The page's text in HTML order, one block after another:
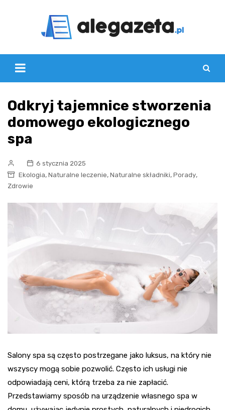
Odkryj tajemnice stworzenia
domowego ekologicznego
spa
6 stycznia 2025
Ekologia, Naturalne leczenie, Naturalne składniki, Porady,
Zdrowie
Salony spa są często postrzegane jako luksus, na który nie
wszyscy mogą sobie pozwolić. Często ich usługi nie
odpowiadają ceni, którą trzeba za nie zapłacić.
Przedstawiamy sposób na urządzenie własnego spa w